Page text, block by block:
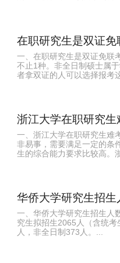
在职研究生是双证免
一、在职研究生是双证免联
不止1种。非全日制硕士属
者拿双证的人可以选择报考
浙江大学在职研究生
一、浙江大学在职研究生难
非易事，需要满足一定的条
生的综合能力要求比较高。
华侨大学研究生招生
一、华侨大学研究生招生人
究生拟招生2065人（含统
人，非全日制373人。...